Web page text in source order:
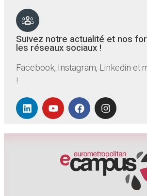
Suivez notre actualité et nos
les réseaux sociaux !
Facebook, Instagram, Linkedin et
!